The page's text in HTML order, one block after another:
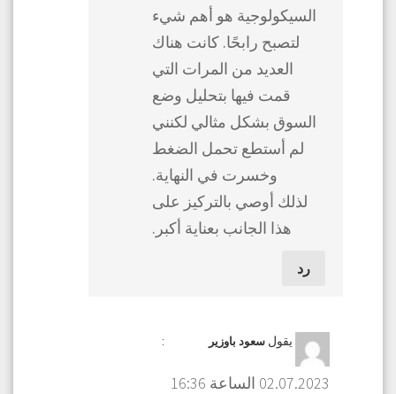
السيكولوجية هو أهم شيء
لتصبح رابحًا. كانت هناك
العديد من المرات التي
قمت فيها بتحليل وضع
السوق بشكل مثالي لكنني
لم أستطع تحمل الضغط
وخسرت في النهاية.
لذلك أوصي بالتركيز على
هذا الجانب بعناية أكبر.
رد
يقول سعود باوزير :
02.07.2023 الساعة 16:36